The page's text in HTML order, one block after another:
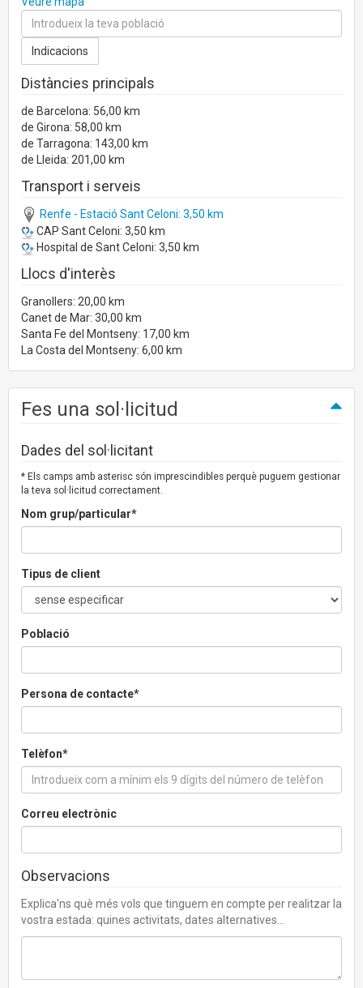
Distàncies principals
de Barcelona: 56,00 km
de Girona: 58,00 km
de Tarragona: 143,00 km
de Lleida: 201,00 km
Transport i serveis
Renfe - Estació Sant Celoni: 3,50 km
CAP Sant Celoni: 3,50 km
Hospital de Sant Celoni: 3,50 km
Llocs d'interès
Granollers: 20,00 km
Canet de Mar: 30,00 km
Santa Fe del Montseny: 17,00 km
La Costa del Montseny: 6,00 km
Fes una sol·licitud
Dades del sol·licitant
* Els camps amb asterisc són imprescindibles perquè puguem gestionar
la teva sol·licitud correctament.
Nom grup/particular*
Tipus de client
Població
Persona de contacte*
Telèfon*
Correu electrònic
Observacions
Explica'ns què més vols que tinguem en compte per realitzar la
vostra estada: quines activitats, dates alternatives...